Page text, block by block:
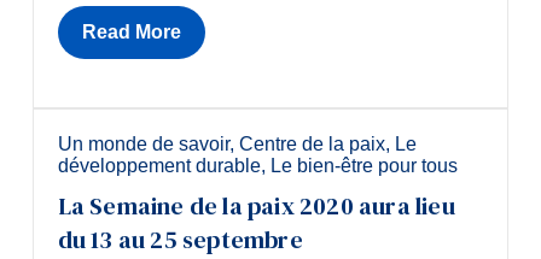
Read More
Un monde de savoir, Centre de la paix, Le
développement durable, Le bien-être pour tous
La Semaine de la paix 2020 aura lieu
du 13 au 25 septembre